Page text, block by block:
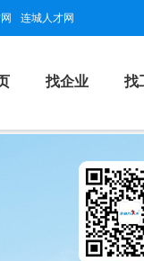
连城人才网
找企业 找